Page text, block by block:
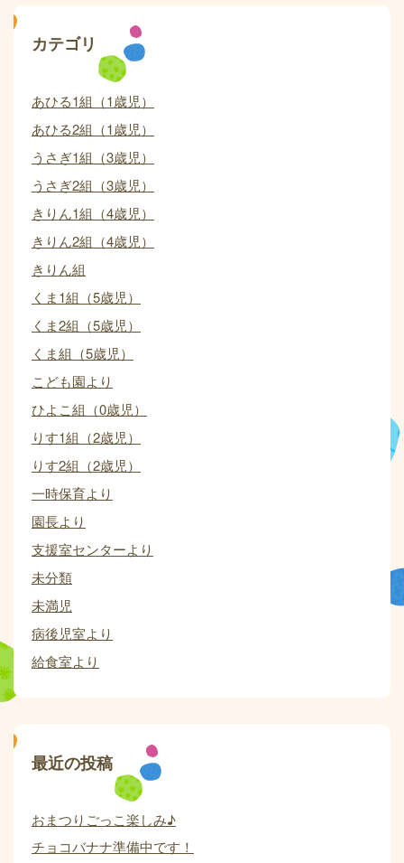
カテゴリ
あひる1組（1歳児）
あひる2組（1歳児）
うさぎ1組（3歳児）
うさぎ2組（3歳児）
きりん1組（4歳児）
きりん2組（4歳児）
きりん組
くま1組（5歳児）
くま2組（5歳児）
くま組（5歳児）
こども園より
ひよこ組（0歳児）
りす1組（2歳児）
りす2組（2歳児）
一時保育より
園長より
支援室センターより
未分類
未満児
病後児室より
給食室より
最近の投稿
おまつりごっこ楽しみ♪
チョコバナナ準備中です！